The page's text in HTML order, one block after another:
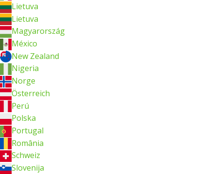
Lietuva
Lietuva
Magyarország
México
New Zealand
Nigeria
Norge
Österreich
Perú
Polska
Portugal
România
Schweiz
Slovenija